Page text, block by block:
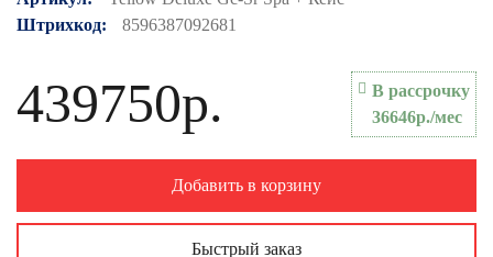
Штрихкод:
8596387092681
439750р.
В рассрочку
36646р./мес
Добавить в корзину
Быстрый заказ